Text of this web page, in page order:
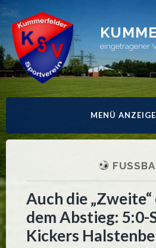
eingetragener
MENÜ
Auch die
dem Abstieg: 5:0-
Kickers